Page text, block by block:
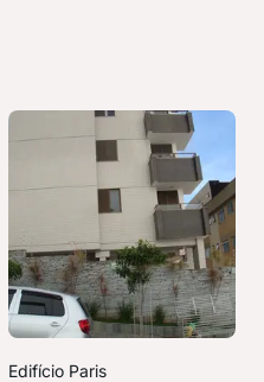
Edifício Paris